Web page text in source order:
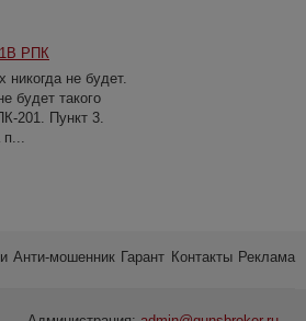
1В РПК
не будет.
будет такого
201. Пункт 3.
п...
Анти-мошенник Гарант Контакты Реклама